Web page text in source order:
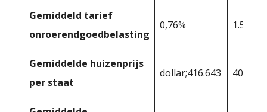
Gemiddeld tarief
onroerendgoedbelasting
0,76% 1.57%
Gemiddelde huizenprijs
per staat
dollar;416.643 401.285